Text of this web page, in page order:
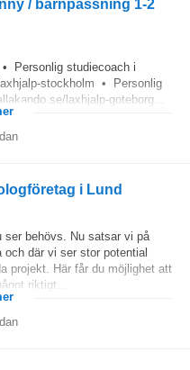
/ barnpassning 1-2
Personlig studiecoach i
stockholm • Personlig
laxhjalp-goteborg...
i Lund
behövs. Nu satsar vi på
och där vi ser stor potential
projekt. Här får du möjlighet att
riktigt...